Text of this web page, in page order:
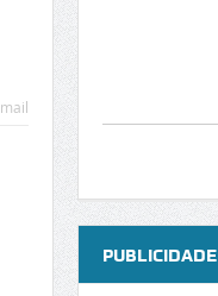
PUBLICIDADE